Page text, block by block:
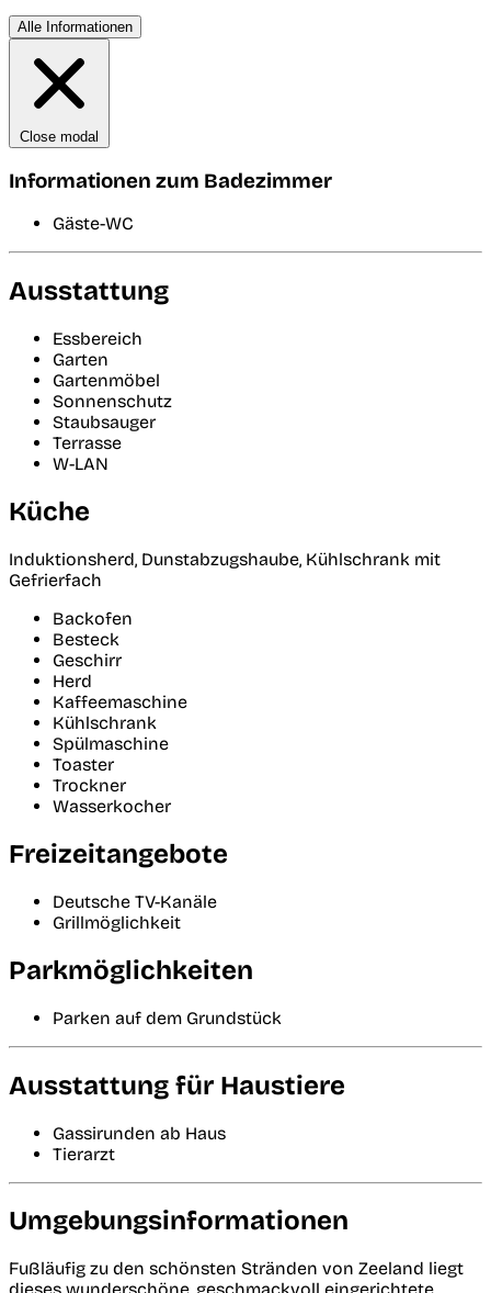
Alle Informationen
Close modal
Informationen zum Badezimmer
Gäste-WC
Ausstattung
Essbereich
Garten
Gartenmöbel
Sonnenschutz
Staubsauger
Terrasse
W-LAN
Küche
Induktionsherd, Dunstabzugshaube, Kühlschrank mit
Gefrierfach
Backofen
Besteck
Geschirr
Herd
Kaffeemaschine
Kühlschrank
Spülmaschine
Toaster
Trockner
Wasserkocher
Freizeitangebote
Deutsche TV-Kanäle
Grillmöglichkeit
Parkmöglichkeiten
Parken auf dem Grundstück
Ausstattung für Haustiere
Gassirunden ab Haus
Tierarzt
Umgebungsinformationen
Fußläufig zu den schönsten Stränden von Zeeland liegt